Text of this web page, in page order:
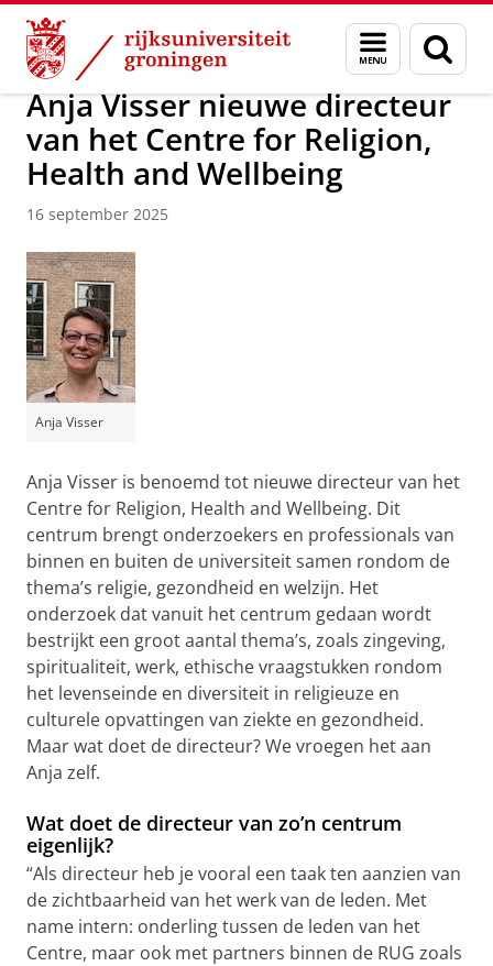
Skip
Content
Skip
Navigation
Menu
en
zoeken
Faculteit Religie, Cultuur en Maatschappij Nieuwsarchief
Anja Visser nieuwe directeur
van het Centre for Religion,
Health and Wellbeing
16 september 2025
Anja Visser
Anja Visser is benoemd tot nieuwe directeur van het
Centre for Religion, Health and Wellbeing. Dit
centrum brengt onderzoekers en professionals van
binnen en buiten de universiteit samen rondom de
thema’s religie, gezondheid en welzijn. Het
onderzoek dat vanuit het centrum gedaan wordt
bestrijkt een groot aantal thema’s, zoals zingeving,
spiritualiteit, werk, ethische vraagstukken rondom
het levenseinde en diversiteit in religieuze en
culturele opvattingen van ziekte en gezondheid.
Maar wat doet de directeur? We vroegen het aan
Anja zelf.
Wat doet de directeur van zo’n centrum
eigenlijk?
“Als directeur heb je vooral een taak ten aanzien van
de zichtbaarheid van het werk van de leden. Met
name intern: onderling tussen de leden van het
Centre, maar ook met partners binnen de RUG zoals